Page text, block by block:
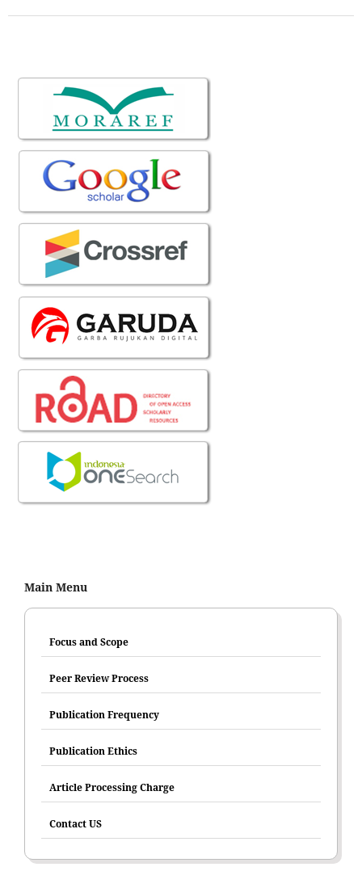
Main Menu
Focus and Scope
Peer Review Process
Publication Frequency
Publication Ethics
Article Processing Charge
Contact US